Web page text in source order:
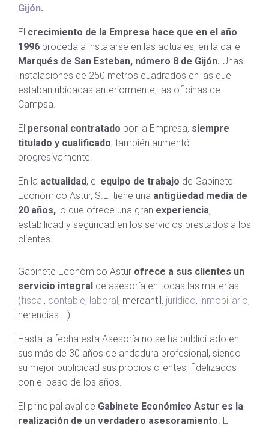
Gijón.
El crecimiento de la Empresa hace que en el año
1996 proceda a instalarse en las actuales, en la calle
Marqués de San Esteban, número 8 de Gijón. Unas
instalaciones de 250 metros cuadrados en las que
estaban ubicadas anteriormente, las oficinas de
Campsa.
El personal contratado por la Empresa, siempre
titulado y cualificado, también aumentó
progresivamente.
En la actualidad, el equipo de trabajo de Gabinete
Económico Astur, S.L. tiene una antigüedad media de
20 años, lo que ofrece una gran experiencia,
estabilidad y seguridad en los servicios prestados a los
clientes.
Gabinete Económico Astur ofrece a sus clientes un
servicio integral de asesoría en todas las materias
(fiscal, contable, laboral, mercantil, jurídico, inmobiliario,
herencias …).
Hasta la fecha esta Asesoría no se ha publicitado en
sus más de 30 años de andadura profesional, siendo
su mejor publicidad sus propios clientes, fidelizados
con el paso de los años.
El principal aval de Gabinete Económico Astur es la
realización de un verdadero asesoramiento . El